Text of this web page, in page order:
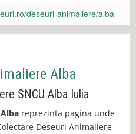
deseuri-animaliere/alba
Alba
SNCU Alba Iulia
reprezinta pagina unde
Deseuri Animaliere